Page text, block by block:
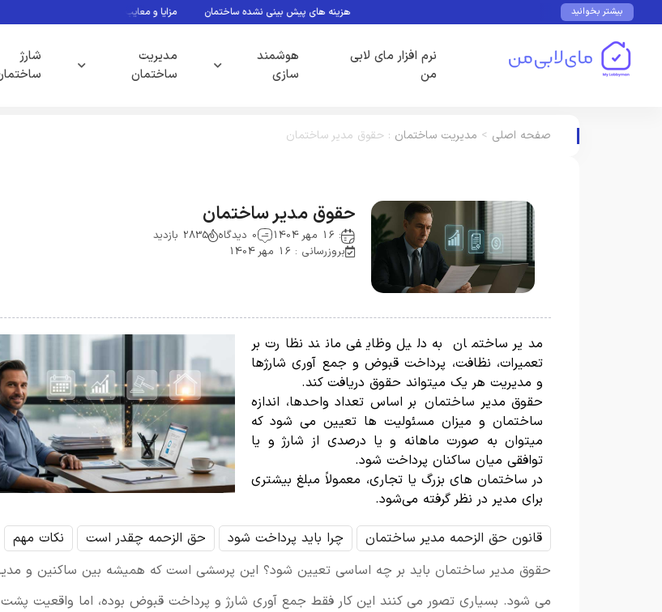
بیشتر بخوانید هزینه های پیش بینی نشده ساختمان مزایا و معایب آنتن مرکزی ساختمان
نرم افزار مای لابی
من
هوشمند
سازی
مدیریت
ساختمان
شارژ
صفحه اصلی > مدیریت ساختمان : حقوق مدیر ساختمان
حقوق مدیر ساختمان
: 16 مهر 1404 0 دیدگاه
2835 بازدید
بروزرسانی : 16 مهر 1404
مدیر ساختمان به دلیل وظایفی مانند نظارت بر
تعمیرات، نظافت، پرداخت قبوض و جمع آوری شارژها
و مدیریت هر یک میتواند حقوق دریافت کند.
حقوق مدیر ساختمان بر اساس تعداد واحدها، اندازه
ساختمان و میزان مسئولیت ها تعیین می شود که
میتوان به صورت ماهانه و یا درصدی از شارژ و یا
توافقی میان ساکنان پرداخت شود.
در ساختمان های بزرگ یا تجاری، معمولاً مبلغ بیشتری
برای مدیر در نظر گرفته می‌شود.
قانون حق الزحمه مدیر ساختمان
چرا باید پرداخت شود حق الزحمه چقدر است
نکات مهم
حقوق مدیر ساختمان باید بر چه اساسی تعیین شود؟ این پرسشی است که همیشه بین ساکنین و
می شود. بسیاری تصور می کنند این کار فقط جمع آوری شارژ و پرداخت قبوض بوده، اما واقعیت